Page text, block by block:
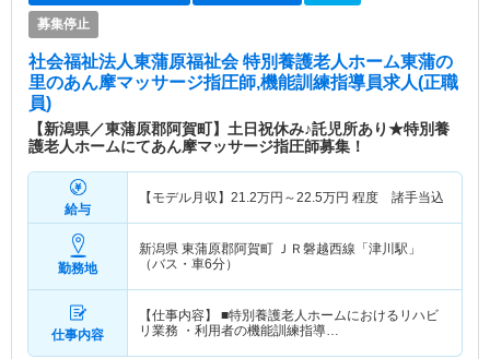
募集停止
社会福祉法人東蒲原福祉会 特別養護老人ホーム東蒲の
里のあん摩マッサージ指圧師,機能訓練指導員求人(正職
員)
【新潟県／東蒲原郡阿賀町】土日祝休み♪託児所あり★特別養
護老人ホームにてあん摩マッサージ指圧師募集！
給与
【モデル月収】 21.2万円～22.5万円 程度 諸手当込
勤務地
新潟県 東蒲原郡阿賀町 ＪＲ磐越西線「津川駅」
（バス・車6分）
仕事内容
【仕事内容】 ■特別養護老人ホームにおけるリハビ
リ業務 ・利用者の機能訓練指導…